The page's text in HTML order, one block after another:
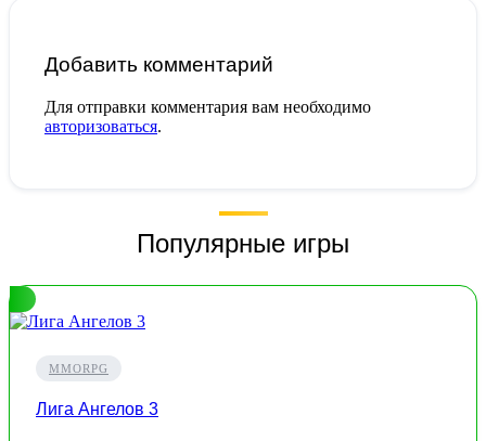
Добавить комментарий
Для отправки комментария вам необходимо
авторизоваться.
Популярные игры
MMORPG
Лига Ангелов 3